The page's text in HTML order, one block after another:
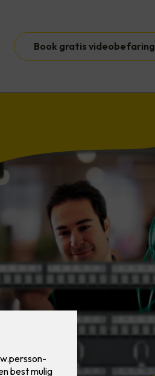
Book gratis videobefaring